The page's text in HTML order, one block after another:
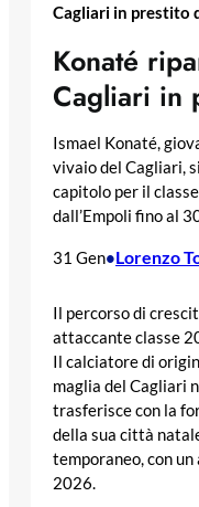
Cagliari in prestito
Konaté
Cagliari in
Ismael Konaté,
vivaio del Cagliari,
capitolo per il
dall’Empoli fino al
31 Gen•Lorenzo
Il percorso di
attaccante classe
Il calciatore di
maglia del Cagliari
trasferisce con la
della sua città
temporaneo, con
2026.